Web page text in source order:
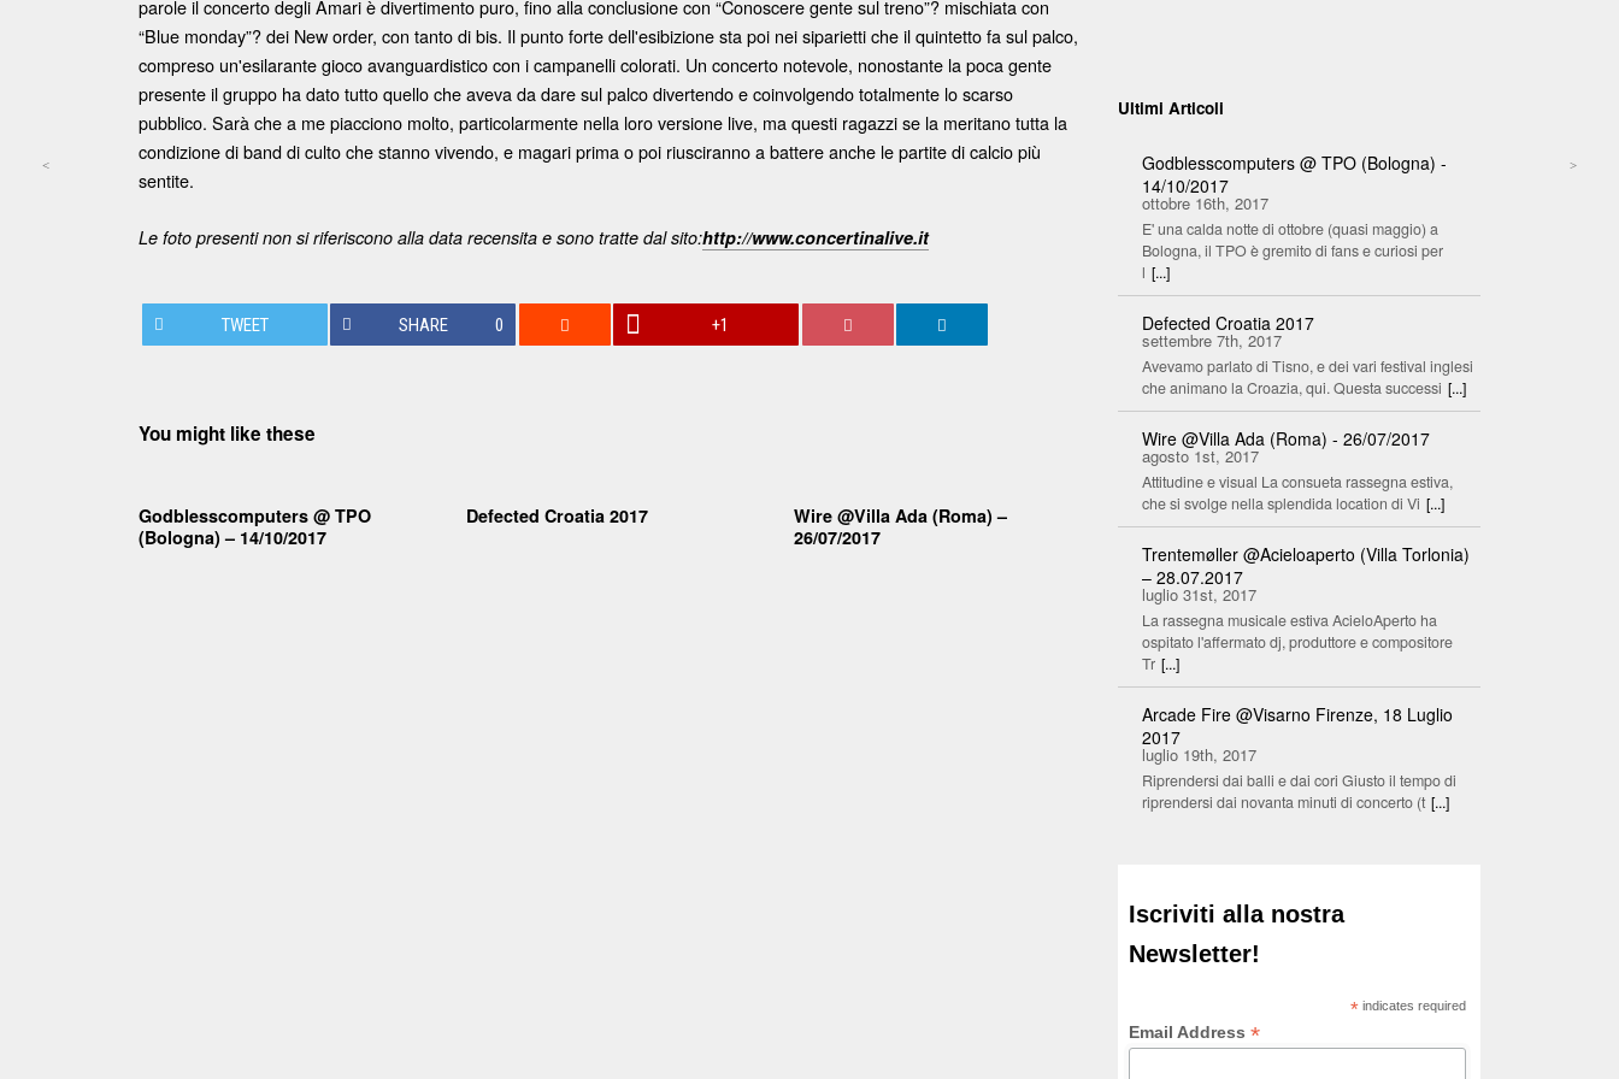
Post navigation
< >
parole il concerto degli Amari è divertimento puro, fino alla conclusione con “Conoscere gente sul treno”? mischiata con
“Blue monday”? dei New order, con tanto di bis. Il punto forte dell'esibizione sta poi nei siparietti che il quintetto fa sul palco,
compreso un'esilarante gioco avanguardistico con i campanelli colorati. Un concerto notevole, nonostante la poca gente
presente il gruppo ha dato tutto quello che aveva da dare sul palco divertendo e coinvolgendo totalmente lo scarso
pubblico. Sarà che a me piacciono molto, particolarmente nella loro versione live, ma questi ragazzi se la meritano tutta la
condizione di band di culto che stanno vivendo, e magari prima o poi riusciranno a battere anche le partite di calcio più
sentite.
Le foto presenti non si riferiscono alla data recensita e sono tratte dal sito:http://www.concertinalive.it
TWEET SHARE 0 +1
You might like these
Godblesscomputers @ TPO
(Bologna) – 14/10/2017
Defected Croatia 2017
Wire @Villa Ada (Roma) –
26/07/2017
Ultimi Articoli
Godblesscomputers @ TPO (Bologna) -
14/10/2017
ottobre 16th, 2017
E' una calda notte di ottobre (quasi maggio) a
Bologna, il TPO è gremito di fans e curiosi per
l [...]
Defected Croatia 2017
settembre 7th, 2017
Avevamo parlato di Tisno, e dei vari festival inglesi
che animano la Croazia, qui. Questa successi [...]
Wire @Villa Ada (Roma) - 26/07/2017
agosto 1st, 2017
Attitudine e visual La consueta rassegna estiva,
che si svolge nella splendida location di Vi [...]
Trentemøller @Acieloaperto (Villa Torlonia)
– 28.07.2017
luglio 31st, 2017
La rassegna musicale estiva AcieloAperto ha
ospitato l'affermato dj, produttore e compositore
Tr [...]
Arcade Fire @Visarno Firenze, 18 Luglio
2017
luglio 19th, 2017
Riprendersi dai balli e dai cori Giusto il tempo di
riprendersi dai novanta minuti di concerto (t [...]
Iscriviti alla nostra
Newsletter!
* indicates required
Email Address*